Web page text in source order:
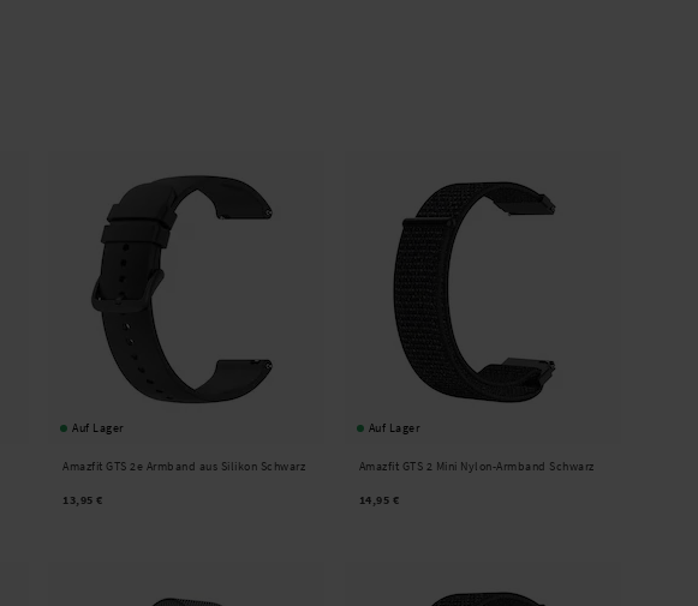
Auf Lager
Amazfit GTS 2e Armband aus Silikon Schwarz
13,95 €
Auf Lager
Amazfit GTS 2 Mini Nylon-Armband Schwarz
14,95 €